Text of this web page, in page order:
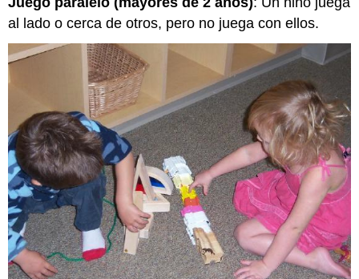
al lado o cerca de otros, pero no juega con ellos.